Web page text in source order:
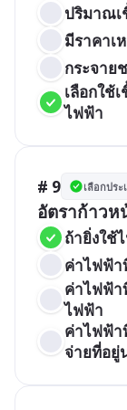
ปริมาณเ
มีราคาเ
กระจาย
เลือกใช้
ไฟฟ้า
# 9 เลือกประ
อัตราก้าวห
ถ้ายิ่งใช้
ค่าไฟฟ้า
ค่าไฟฟ้า
ไฟฟ้า
ค่าไฟฟ้า
จ่ายที่อยู่